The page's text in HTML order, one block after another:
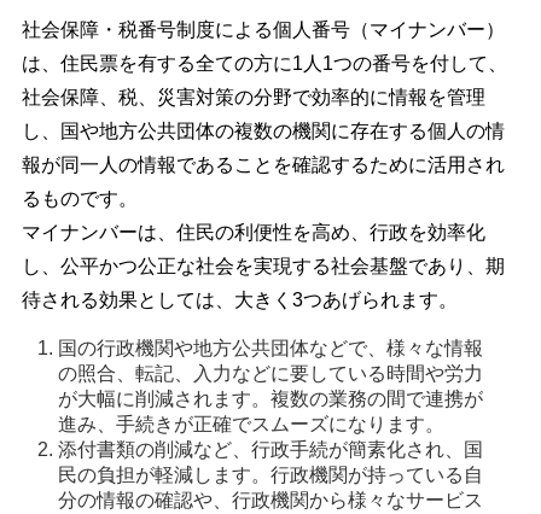
社会保障・税番号制度による個人番号（マイナンバー）
は、住民票を有する全ての方に1人1つの番号を付して、
社会保障、税、災害対策の分野で効率的に情報を管理
し、国や地方公共団体の複数の機関に存在する個人の情
報が同一人の情報であることを確認するために活用され
るものです。
マイナンバーは、住民の利便性を高め、行政を効率化
し、公平かつ公正な社会を実現する社会基盤であり、期
待される効果としては、大きく3つあげられます。
国の行政機関や地方公共団体などで、様々な情報
の照合、転記、入力などに要している時間や労力
が大幅に削減されます。複数の業務の間で連携が
進み、手続きが正確でスムーズになります。
添付書類の削減など、行政手続が簡素化され、国
民の負担が軽減します。行政機関が持っている自
分の情報の確認や、行政機関から様々なサービス